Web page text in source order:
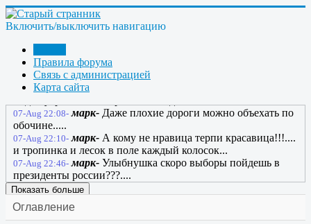
Включить/выключить навигацию
Правила форума
Связь с администрацией
Карта сайта
личный...
07-Aug 14:29- марк-А вообще то свет днем на.....не
07-Aug 21:41-
творит Россия в России, то Россия вторглась бы в Россию,
чтобы спасти Россию от России.
07-Aug 21:52- марк-
07-Aug 22:08- марк- Даже плохие дороги можно объехать по
обочине.....
07-Aug 22:10- марк- А кому не нравица терпи красавица!!!....
и тропинка и лесок в поле каждый колосок...
07-Aug 22:46- марк- Улыбнушка скоро выборы пойдешь в
президенты россии???....
Показать больше
Оглавление